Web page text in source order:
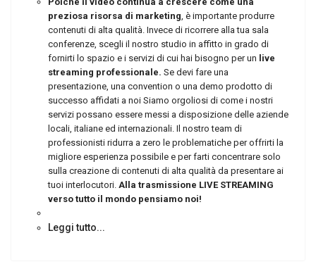
preziosa risorsa di marketing, è importante produrre
contenuti di alta qualità. Invece di ricorrere alla tua sala
conferenze, scegli il nostro studio in affitto in grado di
fornirti lo spazio e i servizi di cui hai bisogno per un live
streaming professionale. Se devi fare una
presentazione, una convention o una demo prodotto di
successo affidati a noi Siamo orgoliosi di come i nostri
servizi possano essere messi a disposizione delle aziende
locali, italiane ed internazionali. Il nostro team di
professionisti ridurra a zero le problematiche per offrirti la
migliore esperienza possibile e per farti concentrare solo
sulla creazione di contenuti di alta qualità da presentare ai
tuoi interlocutori. Alla trasmissione LIVE STREAMING
verso tutto il mondo pensiamo noi!
Leggi tutto...